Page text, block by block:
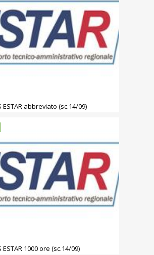
ESTAR abbreviato (sc.14/09)
ESTAR 1000 ore (sc.14/09)